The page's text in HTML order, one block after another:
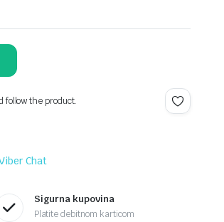
follow the product.
Chat
Sigurna kupovina
Platite debitnom karticom